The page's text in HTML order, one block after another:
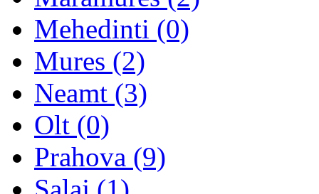
Mehedinti (0)
Mures (2)
Neamt (3)
Olt (0)
Prahova (9)